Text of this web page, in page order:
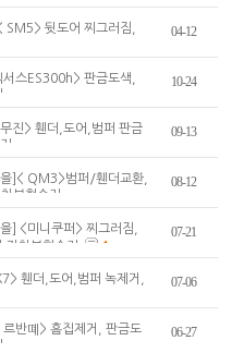
SM5> 뒷도어 찌그러짐,
04-12
스ES300h> 판금도색,
10-24
진> 휀더,도어,범퍼 판금
09-13
을]< QM3>범퍼/휀더교환,
보험수리
08-12
] <미니쿠퍼> 찌그러짐,
자차보험수리
1
07-21
휀더,도어,범퍼 녹제거,
07-06
반뗴> 흠집제거, 판금도
06-27